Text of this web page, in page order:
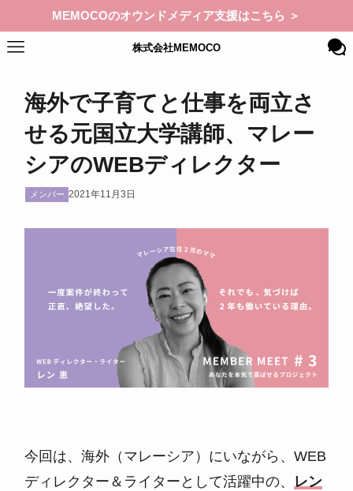
MEMOCOのオウンドメディア支援はこちら ＞
株式会社MEMOCO
海外で子育てと仕事を両立さ
せる元国立大学講師、マレー
シアのWEBディレクター
メンバー 2021年11月3日
今回は、海外（マレーシア）にいながら、WEB
ディレクター＆ライターとして活躍中の、 レン